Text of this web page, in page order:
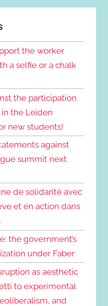
the worker
a selfie or a chalk
the participation
the Leiden
new students!
against
summit next
de solidarité avec
et en action dans
the government’s
under Faber
as aesthetic
to experimental
and